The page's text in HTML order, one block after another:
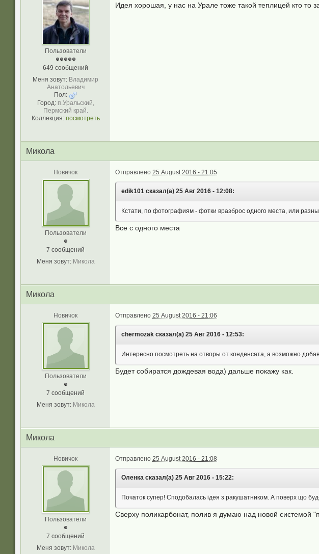
Пользователи
649 сообщений
Меня зовут: Владимир
Анатольевич
Пол:
Город: п.Уральский,
Пермский край.
Коллекция: посмотреть
Идея хорошая, у нас на Урале тоже такой теплицей кто то
Микола
Новичок
Пользователи
7 сообщений
Меня зовут: Микола
Отправлено 25 August 2016 - 21:05
edik101 сказал(а) 25 Авг 2016 - 12:08:
Кстати, по фотографиям - фотки вразброс одного места, или
Все с одного места
Микола
Новичок
Пользователи
7 сообщений
Меня зовут: Микола
Отправлено 25 August 2016 - 21:06
chermozak сказал(а) 25 Авг 2016 - 12:53:
Интересно посмотреть на отворы от конденсата, а возможно
Будет собиратся дождевая вода) дальше покажу как.
Микола
Новичок
Пользователи
7 сообщений
Меня зовут: Микола
Отправлено 25 August 2016 - 21:08
Оленка сказал(а) 25 Авг 2016 - 15:22:
Початок супер! Сподобалась ідея з ракушатником. А поверх що
Сверху поликарбонат, полив я думаю над новой системой